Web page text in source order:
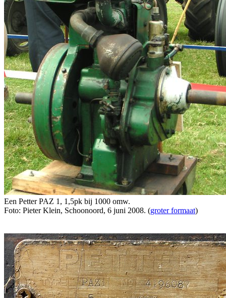
Een Petter PAZ 1, 1,5pk bij 1000 omw.
Foto: Pieter Klein, Schoonoord, 6 juni 2008. (groter formaat)